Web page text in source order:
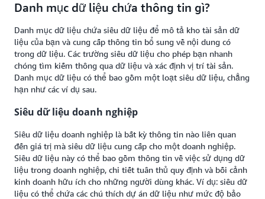
Danh mục dữ liệu chứa thông tin gì?
Danh mục dữ liệu chứa siêu dữ liệu để mô tả kho tài sản dữ
liệu của bạn và cung cấp thông tin bổ sung về nội dung có
trong dữ liệu. Các trường siêu dữ liệu cho phép bạn nhanh
chóng tìm kiếm thông qua dữ liệu và xác định vị trí tài sản.
Danh mục dữ liệu có thể bao gồm một loạt siêu dữ liệu, chẳng
hạn như các ví dụ sau.
Siêu dữ liệu doanh nghiệp
Siêu dữ liệu doanh nghiệp là bất kỳ thông tin nào liên quan
đến giá trị mà siêu dữ liệu cung cấp cho một doanh nghiệp.
Siêu dữ liệu này có thể bao gồm thông tin về việc sử dụng dữ
liệu trong doanh nghiệp, chi tiết tuân thủ quy định và bối cảnh
kinh doanh hữu ích cho những người dùng khác. Ví dụ: siêu dữ
liệu có thể chứa các chú thích dự án dữ liệu như mức độ bảo